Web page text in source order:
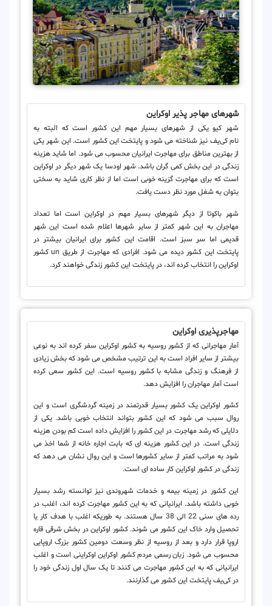
شهرهای مهاجر پذیر اوکراین
شهر کیو یکی از شهرهای بسیار مهم این کشور است که البته به
نام کی‌یف نیز شناخته می شود و پایتخت این کشور است. این شهر یکی
از بهترین مناطق برای مهاجرت ایرانیان محسوب می شود. اما شاید هزینه
زندگی در این بخش کمی گران باشد. شهر اودسا یک شهر دیگر در اوکراین
است که برای مهاجرت گزینه خوبی است اما از نظر کاری شاید به سختی
بتوان به شغل مورد نظر دست یافت.
شهر باکوتا از دیگر شهرهای بسیار مهم در اوکراین است اما تعداد
مهاجران به این شهر کمتر از سایر شهرها اعلام شده است این شهر
قدیمی اما سر سبز است. اقامت این کشور برای ایرانیان بیشتر در
پایتخت این کشور دیده می شود. افرادی که مهاجرت از طریق unکشور
اوکراین را انتخاب کرده اند، در پایتخت این کشور زندگی خواهند کرد.
مهاجرپذیری اوکراین
آمار مهاجرانی که از کشور روسیه به کشور اوکراین سفر کرده اند به نوعی
بیشتر از سایر افراد است به این ترتیب مشخص می شود که بخش زیادی
از فرهنگ و زندگی مشابه با کشور روسیه است. این کشور سعی کرده
است آمار مهاجران را افزایش دهد.
کشور اوکراین یک کشور بسیار قدرتمند در زمینه گردشگری است و این
روال سبب می شود که این کشور بتواند انتخاب خوبی باشد. یکی از
دلایلی که رشد مهاجرت در این کشور را افزایش داده استکم بودن هزینه
زندگی است. در این کشور هزینه ای که بابت اجاره خانه از شما اخذ می
شود به مراتب کمتر از سایر کشورها است و این روال نشان می دهد که
زندگی در کشور اوکراین کار ساده ای است.
این کشور در زمینهبیمه و خدمات شهروندینیز توانسته رشد بسیار
خوبی داشته باشد. ایرانیانی که به این کشور مهاجرت کرده اند، اغلب در
رده های سنی 22 الی 38 سال هستند. به طوریکه اغلب با هدف کار یا
تحصیل وارد خاک این کشور می شوند. کشور اوکراین در بخش شرقی قاره
اروپا قرار دارد و بعد از روسیه از نظر وسعت دومین کشور بزرگ اروپایی
محسوب می شود. زبان رسمی مردم کشور اوکراین اوکراینی است و اغلب
ایرانیانی که به این کشور مهاجرت می کنند تا یک سال اول زندگی خود را
در کی‌یف پایتخت این کشور می گذارنند.